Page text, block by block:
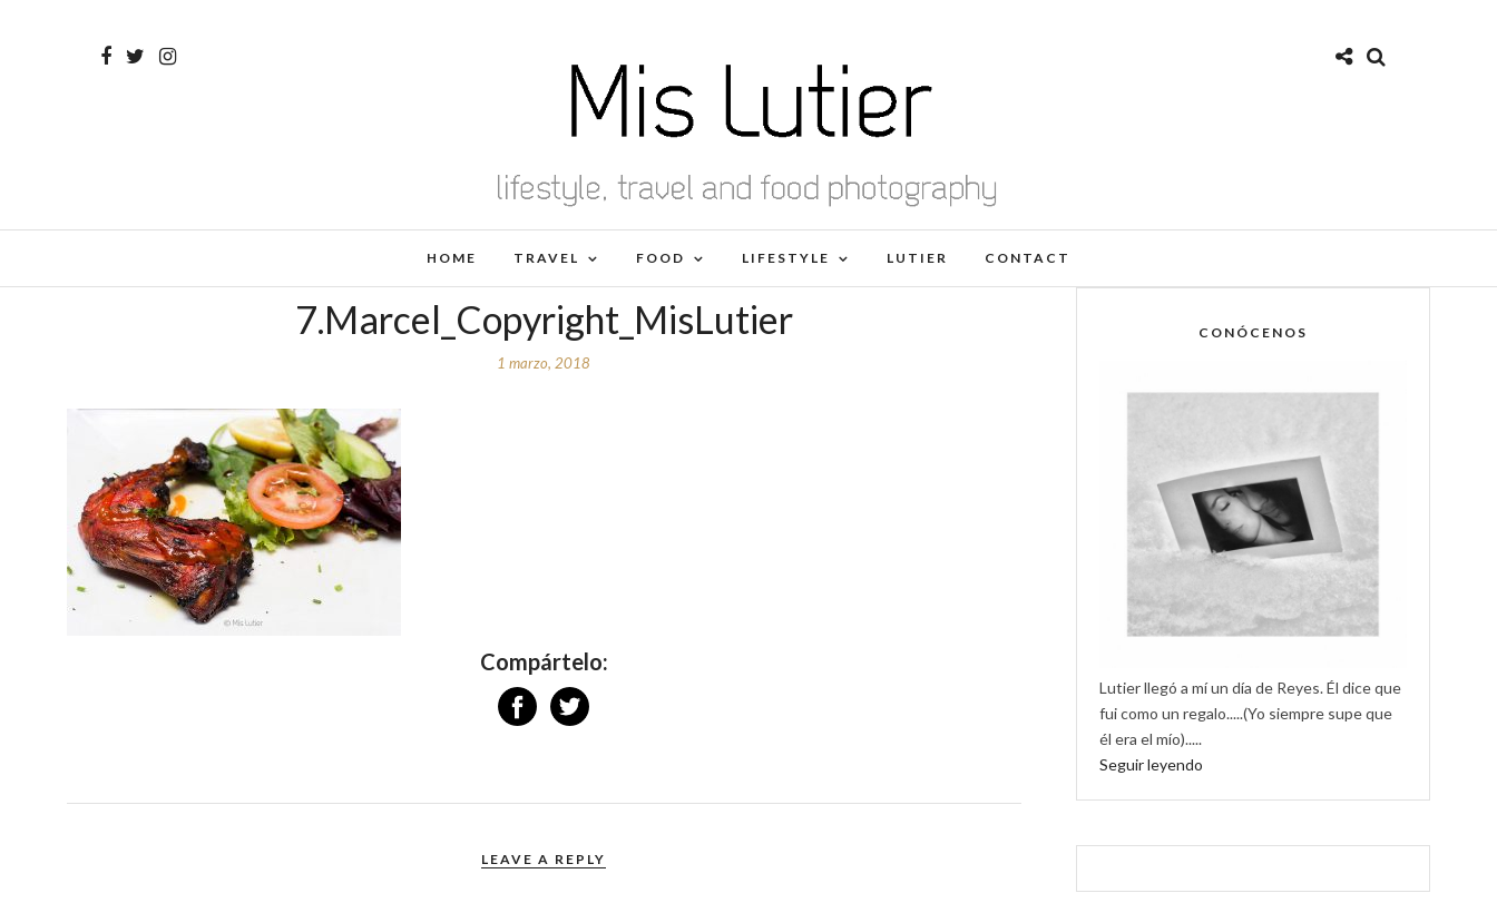
HOME TRAVEL FOOD LIFESTYLE LUTIER CONTACT
7.Marcel_Copyright_MisLutier
1 marzo, 2018
Compártelo:
LEAVE A REPLY
CONÓCENOS
Lutier llegó a mí un día de Reyes. Él dice que
fui como un regalo.....(Yo siempre supe que
él era el mío).....
Seguir leyendo